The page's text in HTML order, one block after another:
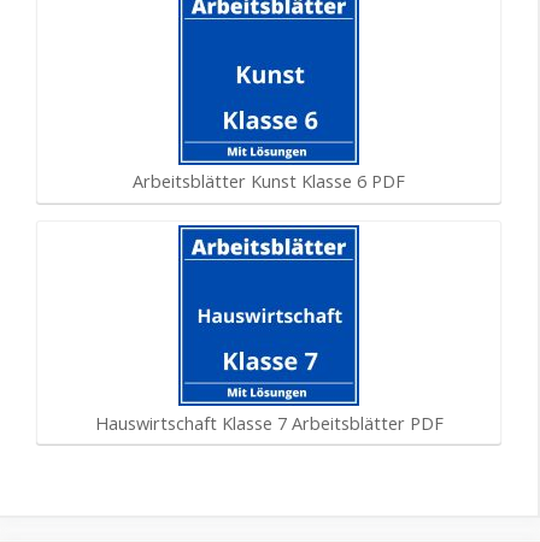
Arbeitsblätter Kunst Klasse 6 PDF
Hauswirtschaft Klasse 7 Arbeitsblätter PDF